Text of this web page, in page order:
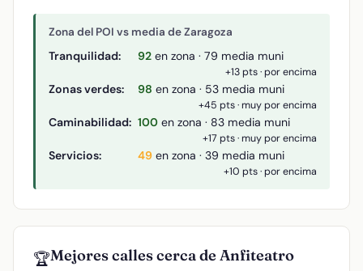
Zona del POI vs media de Zaragoza
Tranquilidad: 92 en zona · 79 media muni
+13 pts · por encima
Zonas verdes: 98 en zona · 53 media muni
+45 pts · muy por encima
Caminabilidad: 100 en zona · 83 media muni
+17 pts · muy por encima
Servicios: 49 en zona · 39 media muni
+10 pts · por encima
🏆Mejores calles cerca de Anfiteatro